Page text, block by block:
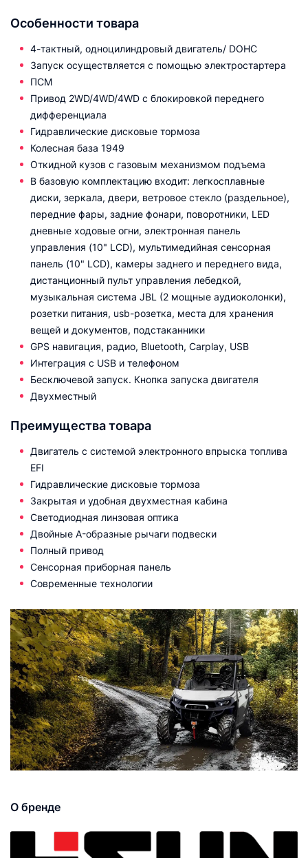
Особенности товара
4-тактный, одноцилиндровый двигатель/ DOHC
Запуск осуществляется с помощью электростартера
ПСМ
Привод 2WD/4WD/4WD с блокировкой переднего
дифференциала
Гидравлические дисковые тормоза
Колесная база 1949
Откидной кузов с газовым механизмом подъема
В базовую комплектацию входит: легкосплавные
диски, зеркала, двери, ветровое стекло (раздельное),
передние фары, задние фонари, поворотники, LED
дневные ходовые огни, электронная панель
управления (10" LCD), мультимедийная сенсорная
панель (10" LCD), камеры заднего и переднего вида,
дистанционный пульт управления лебедкой,
музыкальная система JBL (2 мощные аудиоколонки),
розетки питания, usb-розетка, места для хранения
вещей и документов, подстаканники
GPS навигация, радио, Bluetooth, Carplay, USB
Интеграция с USB и телефоном
Бесключевой запуск. Кнопка запуска двигателя
Двухместный
Преимущества товара
Двигатель с системой электронного впрыска топлива
EFI
Гидравлические дисковые тормоза
Закрытая и удобная двухместная кабина
Светодиодная линзовая оптика
Двойные A-образные рычаги подвески
Полный привод
Сенсорная приборная панель
Современные технологии
О бренде